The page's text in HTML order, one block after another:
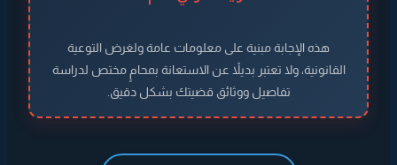
هذه الإجابة مبنية على معلومات عامة ولغرض التوعية
القانونية، ولا تعتبر بديلاً عن الاستعانة بمحامٍ مختص لدراسة
تفاصيل ووثائق قضيتك بشكل دقيق.